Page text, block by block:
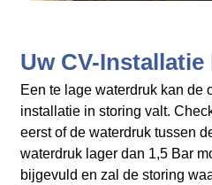
Uw CV-
Een te lage waterdruk kan de
installatie in storing valt.
eerst of de waterdruk tussen
waterdruk lager dan 1,5 Bar
bijgevuld en zal de storing